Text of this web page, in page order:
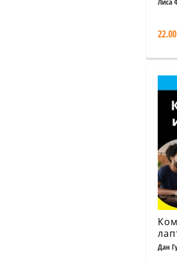
Дан